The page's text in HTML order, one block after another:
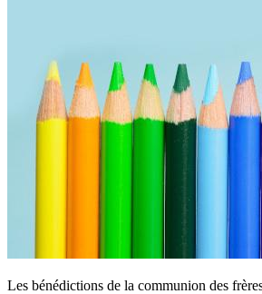
Les bénédictions de la communion des